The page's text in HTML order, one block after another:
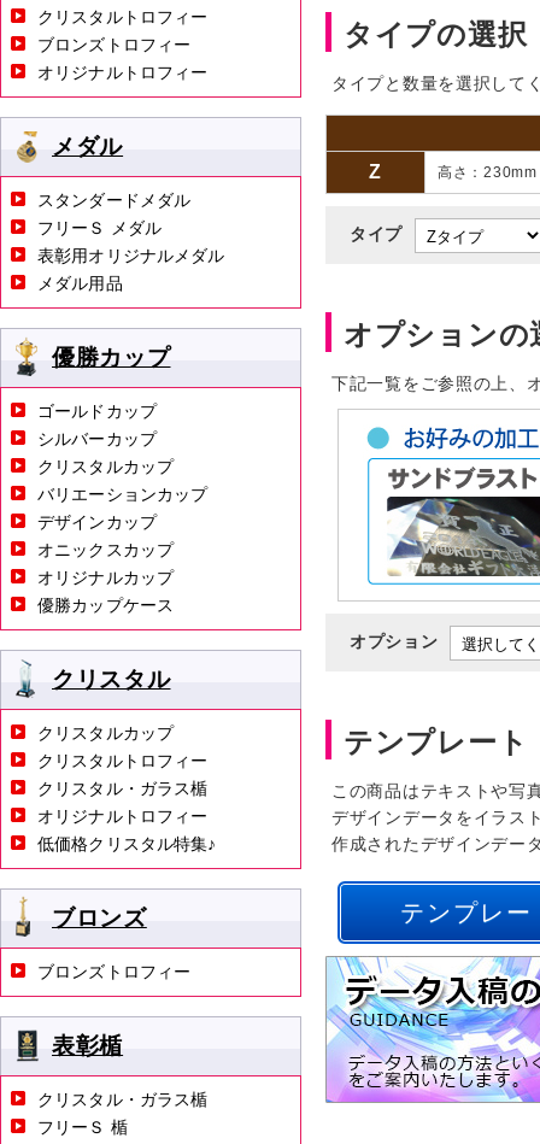
タイプの選択
タイプと数量を選択して
Z 高さ：
タイプ
オプションの
下記一覧をご参照の上、
オプション
テンプレート
この商品はテキストや写
デザインデータをイラス
作成されたデザインデー
テンプレ
クリスタルトロフィー
ブロンズトロフィー
オリジナルトロフィー
メダル
スタンダードメダル
フリーＳ メダル
表彰用オリジナルメダル
メダル用品
優勝カップ
ゴールドカップ
シルバーカップ
クリスタルカップ
バリエーションカップ
デザインカップ
オニックスカップ
オリジナルカップ
優勝カップケース
クリスタル
クリスタルカップ
クリスタルトロフィー
クリスタル・ガラス楯
オリジナルトロフィー
低価格クリスタル特集♪
ブロンズ
ブロンズトロフィー
表彰楯
クリスタル・ガラス楯
フリーＳ 楯